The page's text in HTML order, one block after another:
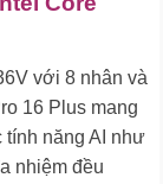
với 8 nhân và
16 Plus mang
tính năng AI như
nhiệm đều